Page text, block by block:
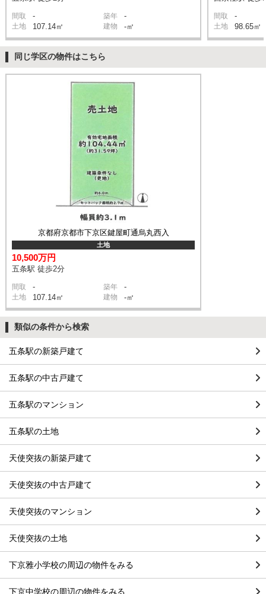
間取 - 築年 -
土地 107.14㎡ 建物 -㎡
間取 -
土地 98.65㎡
同じ学区の物件はこちら
京都府京都市下京区鍵屋町通烏丸西入
土地
10,500万円
五条駅 徒歩2分
間取 - 築年 -
土地 107.14㎡ 建物 -㎡
類似の条件から検索
五条駅の新築戸建て
五条駅の中古戸建て
五条駅のマンション
五条駅の土地
天使突抜の新築戸建て
天使突抜の中古戸建て
天使突抜のマンション
天使突抜の土地
下京雅小学校の周辺の物件をみる
下京中学校の周辺の物件をみる